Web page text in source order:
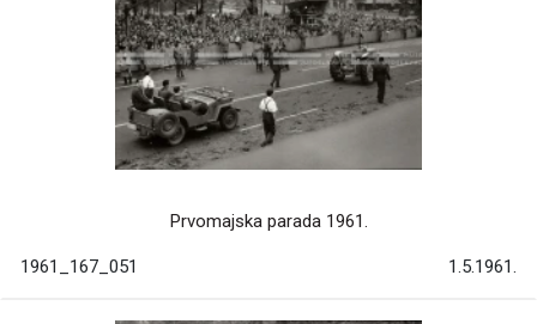
Prvomajska parada 1961.
1961_167_051 1.5.1961.